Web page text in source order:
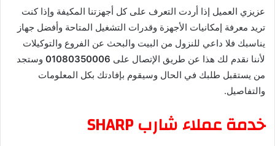
عزيزي العميل إذا أردت التعرف على كل أجهزتنا المكيفة وإذا كنت
تريد معرفة إمكانيات الأجهزة وقدرات التشغيل المتاحة وأفضل جهاز
يناسبك فلا داعي للنزول من البيت والبحث عن الفروع والتوكيلات
لأننا نقدم لك هذا عن طريق الإتصال على
وستجد
من يستقبل طلبك في الحال وسيقوم بإفادتك بكل المعلومات
والتفاصيل.
خدمة عملاء شارب SHARP